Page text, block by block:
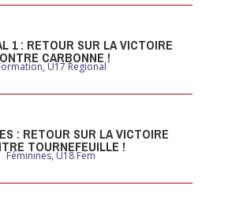
1 : RETOUR SUR LA VICTOIRE
CARBONNE !
,U17 Regional
: RETOUR SUR LA VICTOIRE
TOURNEFEUILLE !
Féminines,U18 Fem